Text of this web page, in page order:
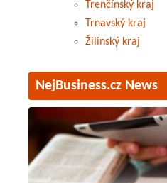
Trenčínský kraj
Trnavský kraj
Žilinský kraj
NejBusiness.cz News